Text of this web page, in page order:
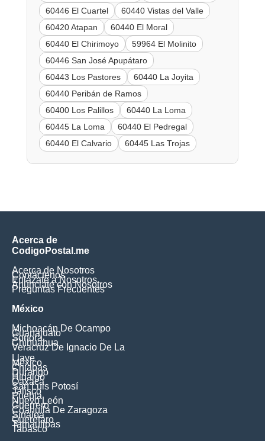
60446 El Cuartel
60440 Vistas del Valle
60420 Atapan
60440 El Moral
60440 El Chirimoyo
59964 El Molinito
60446 San José Apupátaro
60443 Los Pastores
60440 La Joyita
60440 Peribán de Ramos
60400 Los Palillos
60440 La Loma
60445 La Loma
60440 El Pedregal
60440 El Calvario
60445 Las Trojas
Acerca de
CodigoPostal.me
Acerca de Nosotros
Contáctenos
Enlázate a Nosotros
Anúnciate con Nosotros
Preguntas Frecuentes
México
Michoacán De Ocampo
Guanajuato
Sonora
Chihuahua
Veracruz De Ignacio De La
Llave
México
Chiapas
Durango
Hidalgo
Oaxaca
San Luis Potosí
Jalisco
Puebla
Nuevo León
Guerrero
Coahuila De Zaragoza
Sinaloa
Querétaro
Tamaulipas
Tabasco